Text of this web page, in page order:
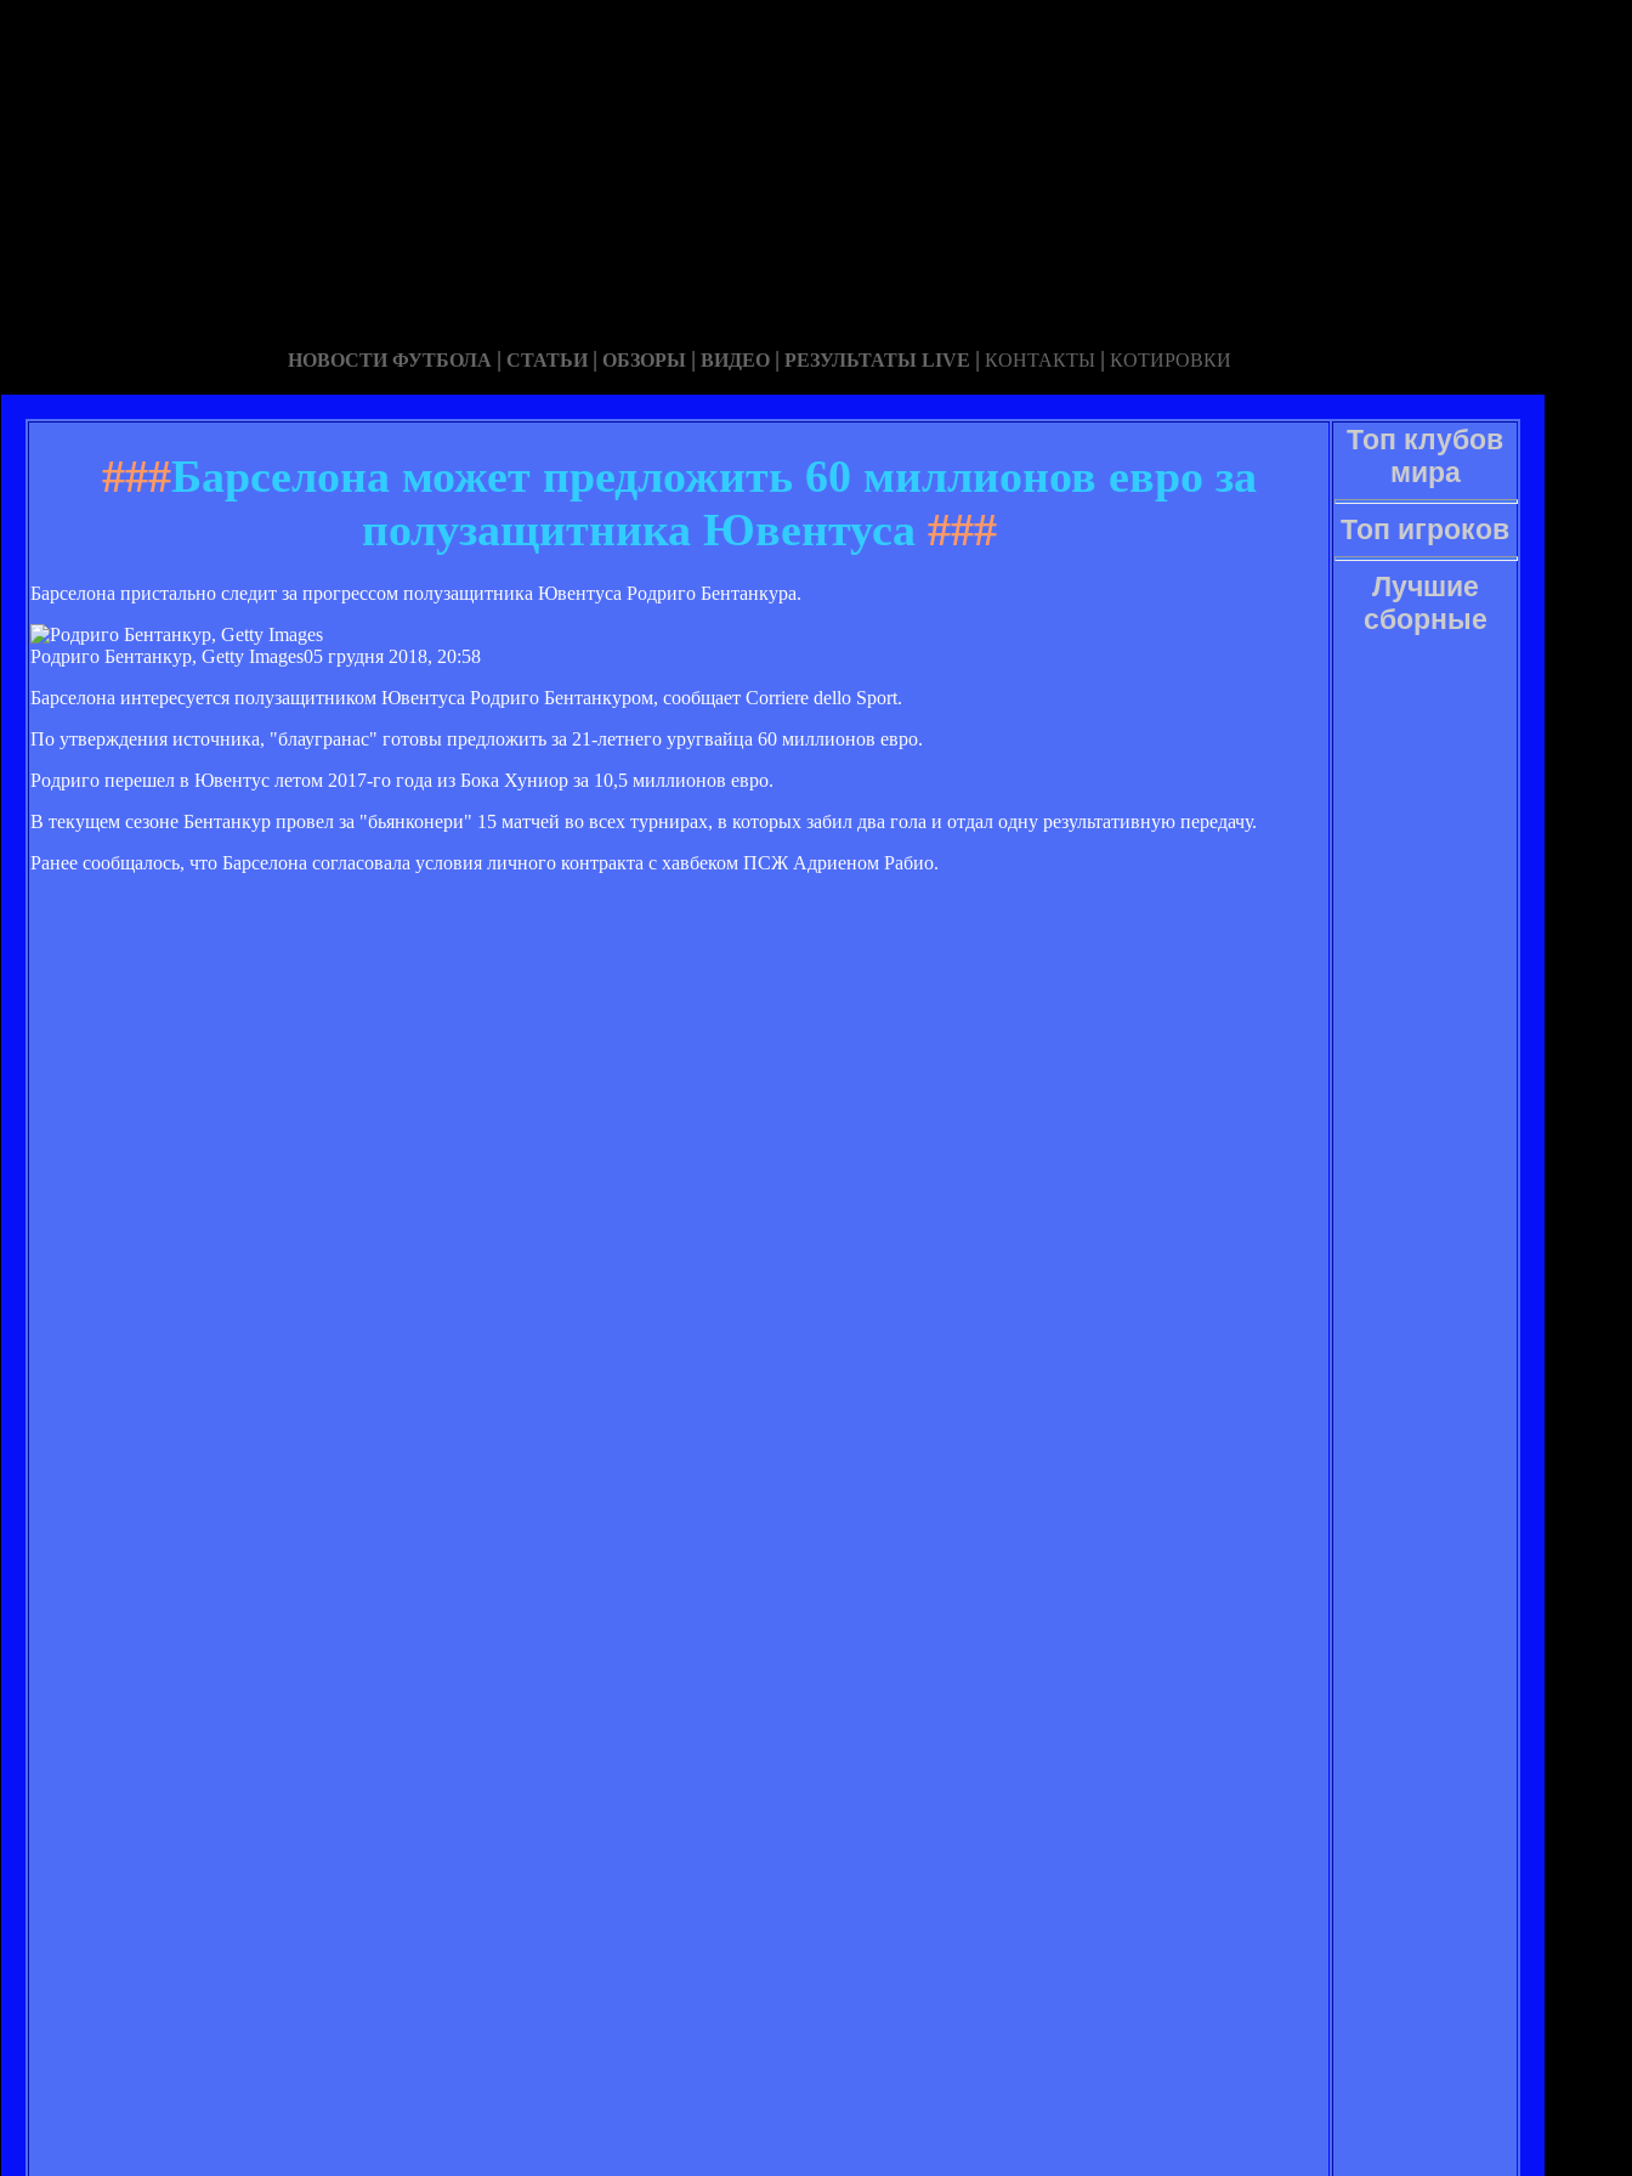
НОВОСТИ ФУТБОЛА | СТАТЬИ | ОБЗОРЫ | ВИДЕО | РЕЗУЛЬТАТЫ LIVE | КОНТАКТЫ | КОТИРОВКИ
###Барселона может предложить 60 миллионов евро за
полузащитника Ювентуса###
Барселона пристально следит за прогрессом полузащитника Ювентуса Родриго Бентанкура.
Родриго Бентанкур, Getty Images05 грудня 2018, 20:58
Барселона интересуется полузащитником Ювентуса Родриго Бентанкуром, сообщает Corriere dello Sport.
По утверждения источника, "блаугранас" готовы предложить за 21-летнего уругвайца 60 миллионов евро.
Родриго перешел в Ювентус летом 2017-го года из Бока Хуниор за 10,5 миллионов евро.
В текущем сезоне Бентанкур провел за "бьянконери" 15 матчей во всех турнирах, в которых забил два гола и отдал одну результативную передачу.
Ранее сообщалось, что Барселона согласовала условия личного контракта с хавбеком ПСЖ Адриеном Рабио.
Топ клубов
мира
Топ игроков
Лучшие
сборные